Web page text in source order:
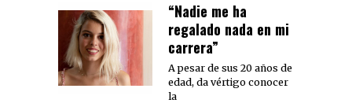
“Nadie me ha
regalado nada en mi
carrera”
A pesar de sus 20 años de
edad, da vértigo conocer
la